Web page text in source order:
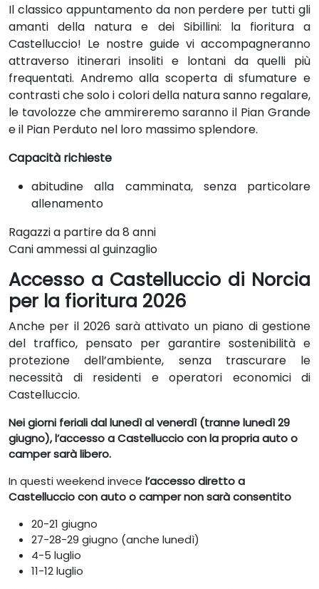
Il classico appuntamento da non perdere per tutti gli
amanti della natura e dei Sibillini: la fioritura a
Castelluccio! Le nostre guide vi accompagneranno
attraverso itinerari insoliti e lontani da quelli più
frequentati. Andremo alla scoperta di sfumature e
contrasti che solo i colori della natura sanno regalare,
le tavolozze che ammireremo saranno il Pian Grande
e il Pian Perduto nel loro massimo splendore.
Capacità richieste
abitudine alla camminata, senza particolare
allenamento
Ragazzi a partire da 8 anni
Cani ammessi al guinzaglio
Accesso a Castelluccio di Norcia
per la fioritura 2026
Anche per il 2026 sarà attivato un piano di gestione
del traffico, pensato per garantire sostenibilità e
protezione dell’ambiente, senza trascurare le
necessità di residenti e operatori economici di
Castelluccio.
Nei giorni feriali dal lunedì al venerdì (tranne lunedì 29
giugno), l’accesso a Castelluccio con la propria auto o
camper sarà libero.
In questi weekend invece l’accesso diretto a
Castelluccio con auto o camper non sarà consentito
20-21 giugno
27-28-29 giugno (anche lunedì)
4-5 luglio
11-12 luglio